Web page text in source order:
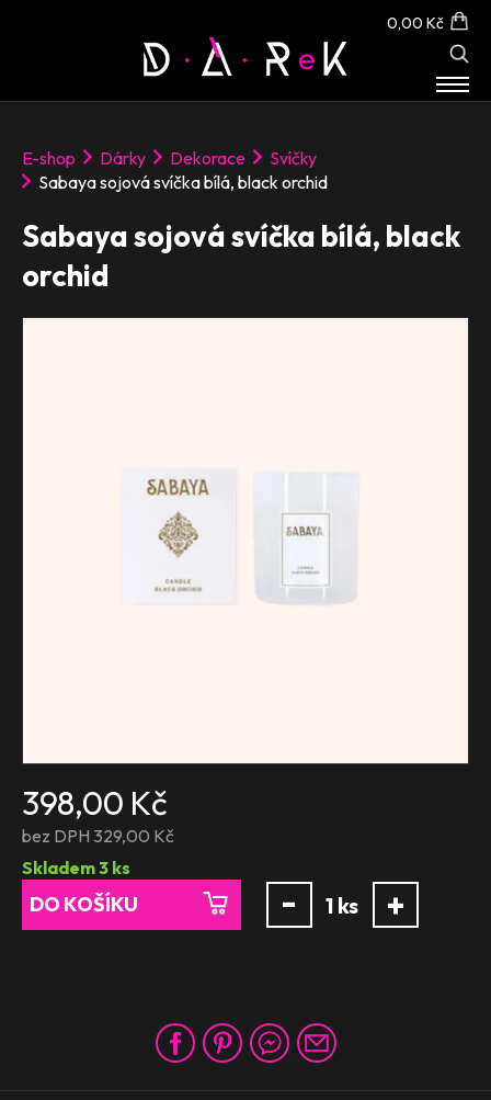
0,00 Kč
E-shop Dárky Dekorace
Svíčky
Sabaya sojová svíčka bílá, black orchid
Sabaya sojová svíčka bílá, black
orchid
398,00 Kč
bez DPH 329,00 Kč
Skladem3 ks
DO KOŠÍKU - 1 ks +